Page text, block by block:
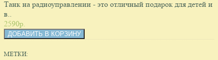
Танк на радиоуправлении - это отличный подарок для детей и
в..
2590p.
МЕТКИ: